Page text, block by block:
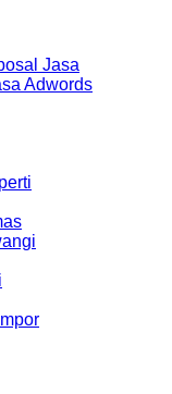
Jasa
Adwords